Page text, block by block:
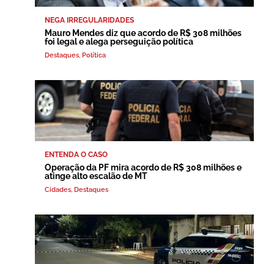
NEGA IRREGULARIDADES
Mauro Mendes diz que acordo de R$ 308 milhões
foi legal e alega perseguição política
Destaques Política
ENTENDA O CASO
Operação da PF mira acordo de R$ 308 milhões e
atinge alto escalão de MT
Cidades Destaques